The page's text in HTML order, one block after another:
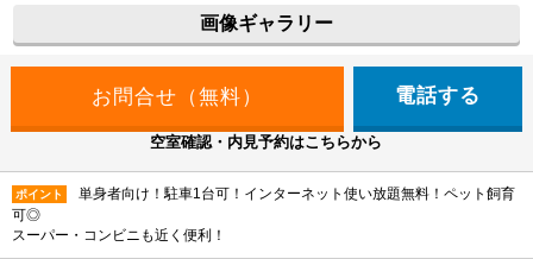
画像ギャラリー
電話する
空室確認・内見予約はこちらから
ポイント
単身者向け！駐車1台可！インターネット使い放題無料！ペット飼育
可◎
スーパー・コンビニも近く便利！